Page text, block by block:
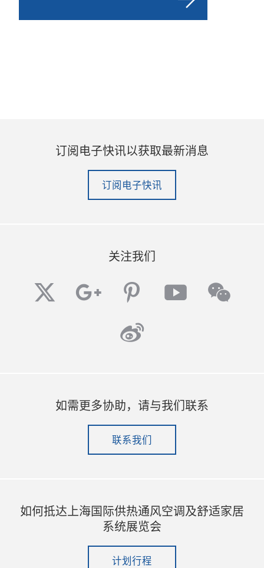
订阅电子快讯以获取最新消息
订阅电子快讯
关注我们
twittergoogleplus
pinterest
youtube
weibo
如需更多协助，请与我们联系
联系我们
如何抵达上海国际供热通风空调及舒适家居
系统展览会
计划行程